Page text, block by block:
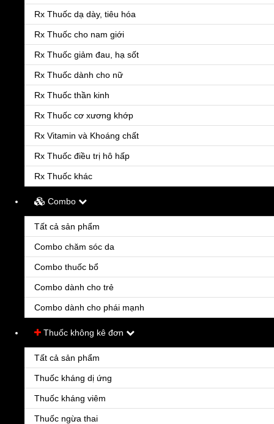
Rx Thuốc dạ dày, tiêu hóa
Rx Thuốc cho nam giới
Rx Thuốc giảm đau, hạ sốt
Rx Thuốc dành cho nữ
Rx Thuốc thần kinh
Rx Thuốc cơ xương khớp
Rx Vitamin và Khoáng chất
Rx Thuốc điều trị hô hấp
Rx Thuốc khác
Combo
Tất cả sản phẩm
Combo chăm sóc da
Combo thuốc bổ
Combo dành cho trẻ
Combo dành cho phái mạnh
Thuốc không kê đơn
Tất cả sản phẩm
Thuốc kháng dị ứng
Thuốc kháng viêm
Thuốc ngừa thai
Bỏng B76
Đánh giá:4.1